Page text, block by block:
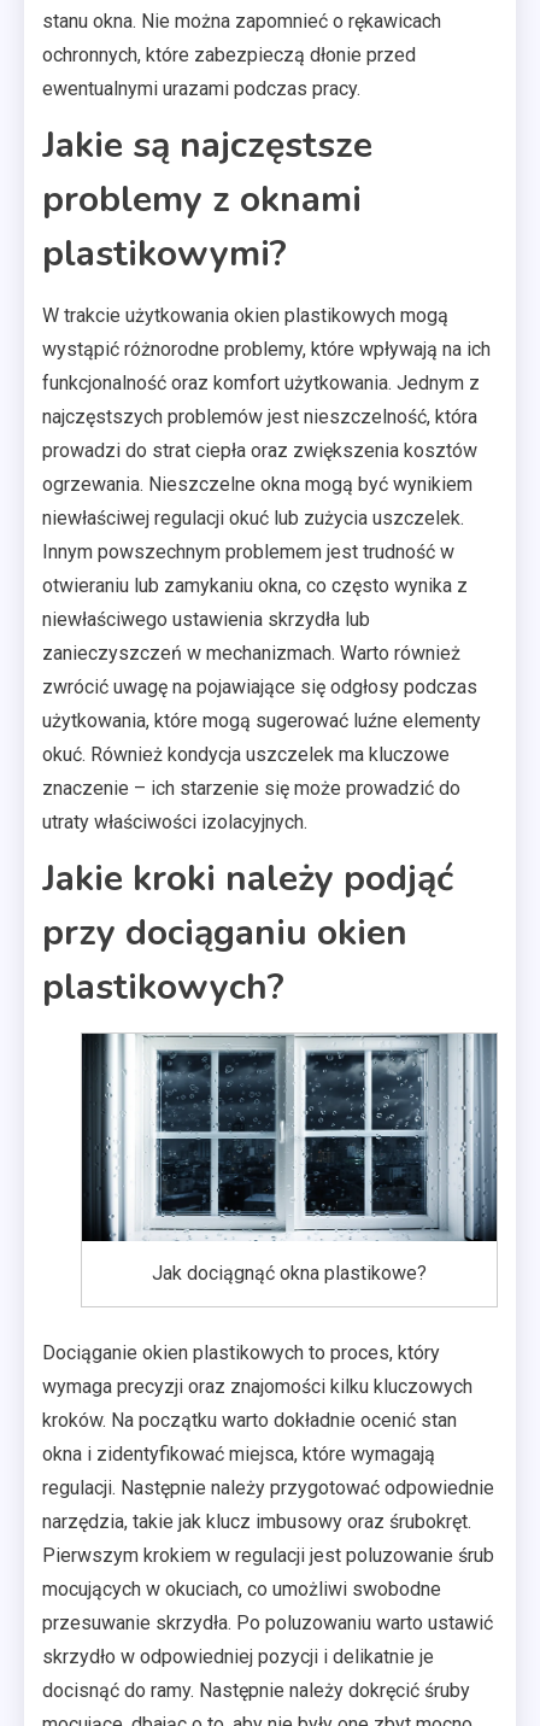
stanu okna. Nie można zapomnieć o rękawicach
ochronnych, które zabezpieczą dłonie przed
ewentualnymi urazami podczas pracy.
Jakie są najczęstsze
problemy z oknami
plastikowymi?
W trakcie użytkowania okien plastikowych mogą
wystąpić różnorodne problemy, które wpływają na ich
funkcjonalność oraz komfort użytkowania. Jednym z
najczęstszych problemów jest nieszczelność, która
prowadzi do strat ciepła oraz zwiększenia kosztów
ogrzewania. Nieszczelne okna mogą być wynikiem
niewłaściwej regulacji okuć lub zużycia uszczelek.
Innym powszechnym problemem jest trudność w
otwieraniu lub zamykaniu okna, co często wynika z
niewłaściwego ustawienia skrzydła lub
zanieczyszczeń w mechanizmach. Warto również
zwrócić uwagę na pojawiające się odgłosy podczas
użytkowania, które mogą sugerować luźne elementy
okuć. Również kondycja uszczelek ma kluczowe
znaczenie – ich starzenie się może prowadzić do
utraty właściwości izolacyjnych.
Jakie kroki należy podjąć
przy dociąganiu okien
plastikowych?
Jak dociągnąć okna plastikowe?
Dociąganie okien plastikowych to proces, który
wymaga precyzji oraz znajomości kilku kluczowych
kroków. Na początku warto dokładnie ocenić stan
okna i zidentyfikować miejsca, które wymagają
regulacji. Następnie należy przygotować odpowiednie
narzędzia, takie jak klucz imbusowy oraz śrubokręt.
Pierwszym krokiem w regulacji jest poluzowanie śrub
mocujących w okuciach, co umożliwi swobodne
przesuwanie skrzydła. Po poluzowaniu warto ustawić
skrzydło w odpowiedniej pozycji i delikatnie je
docisnąć do ramy. Następnie należy dokręcić śruby